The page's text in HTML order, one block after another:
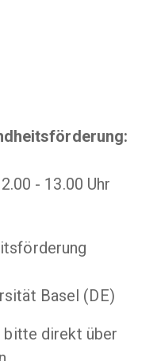
- 13.00 Uhr
Basel (DE)
bitte direkt über